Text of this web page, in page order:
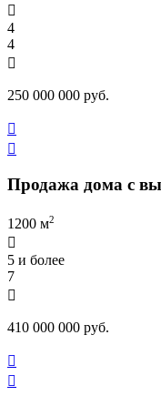

4
4

250 000 000 руб.


Продажа дома с
1200 м2

5 и более
7

410 000 000 руб.

